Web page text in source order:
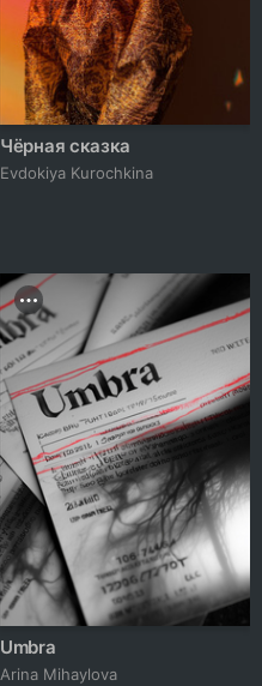
Чёрная сказка
Evdokiya Kurochkina
Umbra
Arina Mihaylova